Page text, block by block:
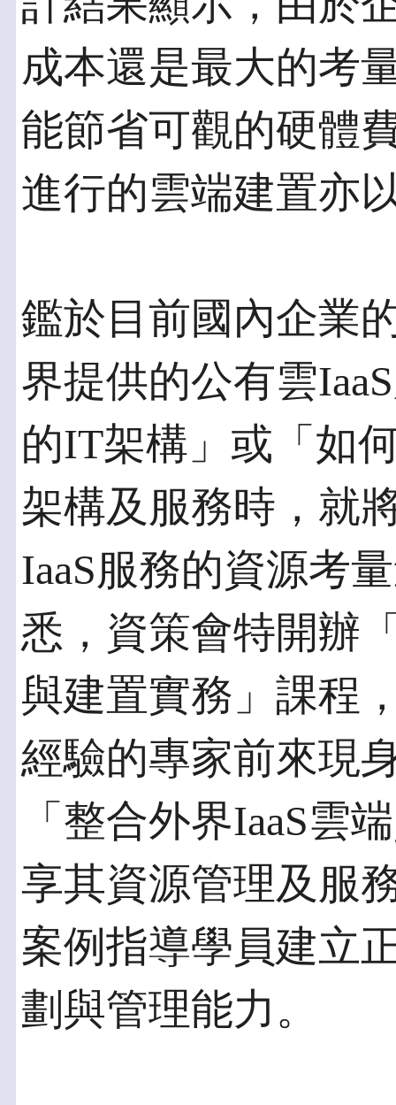
成本還是最大的考
能節省可觀的硬體
進行的雲端建置亦
鑑於目前國內企業
界提供的公有雲
的IT架構」或「如
架構及服務時，就
IaaS服務的資源考
悉，資策會特開辦
與建置實務」課程
經驗的專家前來現
「整合外界IaaS雲
享其資源管理及服
案例指導學員建立
劃與管理能力。